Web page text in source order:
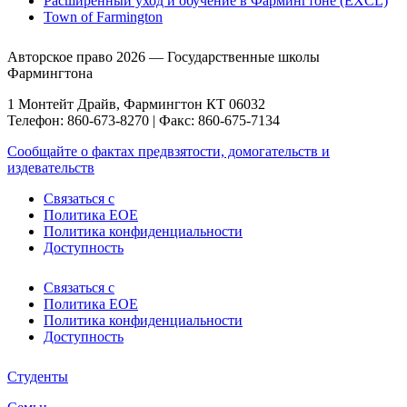
Town of Farmington
Авторское право 2026 — Государственные школы
Фармингтона
1 Монтейт Драйв, Фармингтон КТ 06032
Телефон: 860-673-8270 | Факс: 860-675-7134
Сообщайте о фактах предвзятости, домогательств и
издевательств
Связаться с
Политика EOE
Политика конфиденциальности
Доступность
Связаться с
Политика EOE
Политика конфиденциальности
Доступность
Студенты